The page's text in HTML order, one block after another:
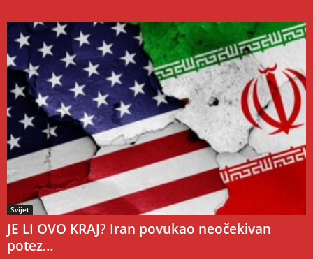
Svijet
JE LI OVO KRAJ? Iran povukao neočekivan
potez…